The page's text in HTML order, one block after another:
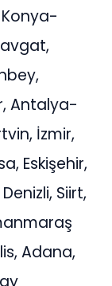
Antalya-
İzmir,
Eskişehir,
Siirt,
Adana,